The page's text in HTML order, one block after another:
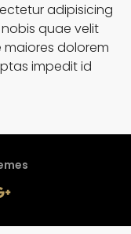
adipisicing
quae velit
maiores dolorem
impedit id